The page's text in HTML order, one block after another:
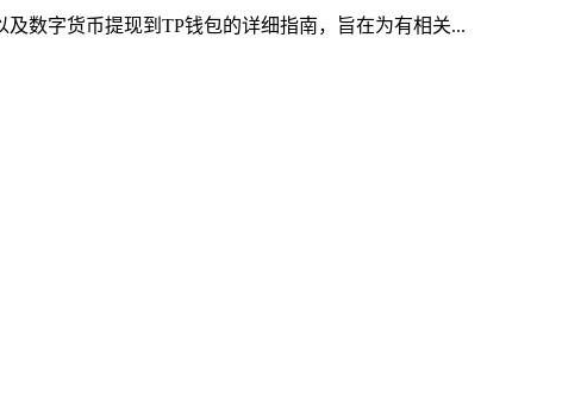
数字货币提现到TP钱包的详细指南，旨在为有相关...